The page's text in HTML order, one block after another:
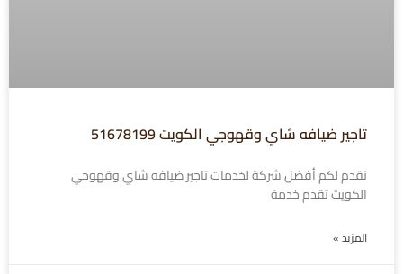
تاجير ضيافه شاي وقهوجي الكويت 51678199
نقدم لكم أفضل شركة لخدمات تاجير ضيافه شاي وقهوجي
الكويت تقدم خدمة
المزيد »